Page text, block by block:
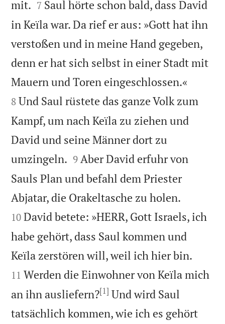
mit. 

7 Saul hörte schon bald, dass David
in Keïla war. Da rief er aus: »Gott hat ihn
verstoßen und in meine Hand gegeben,
denn er hat sich selbst in einer Stadt mit
Mauern und Toren eingeschlossen.«
8 Und Saul rüstete das ganze Volk zum
Kampf, um nach Keïla zu ziehen und
David und seine Männer dort zu
umzingeln. 

9 Aber David erfuhr von
Sauls Plan und befahl dem Priester
Abjatar, die Orakeltasche zu holen.
10 David betete: »HERR, Gott Israels, ich
habe gehört, dass Saul kommen und
Keïla zerstören will, weil ich hier bin.
11 Werden die Einwohner von Keïla mich
an ihn ausliefern?[1] Und wird Saul
tatsächlich kommen, wie ich es gehört